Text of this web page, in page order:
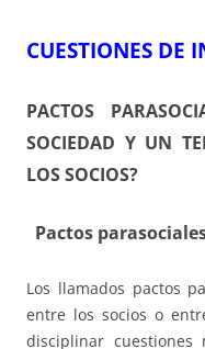
CUESTIONES DE
PACTOS
SOCIEDAD Y UN
LOS SOCIOS?
Pactos
Los llamados pactos
entre los socios o
disciplinar